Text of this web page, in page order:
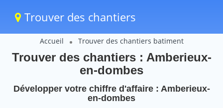
Trouver des chantiers
Accueil Trouver des chantiers batiment
Trouver des chantiers : Amberieux-
en-dombes
Développer votre chiffre d'affaire : Amberieux-
en-dombes